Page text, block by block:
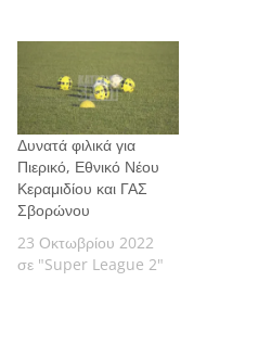
Δυνατά φιλικά για
Πιερικό, Εθνικό Νέου
Κεραμιδίου και ΓΑΣ
Σβορώνου
23 Οκτωβρίου 2022
σε "Super League 2"